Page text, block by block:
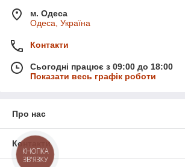
м. Одеса
Одеса, Україна
Контакти
Сьогодні працює з 09:00 до 18:00
Показати весь графік роботи
Про нас
Контакти
КНОПКА
ЗВ'ЯЗКУ